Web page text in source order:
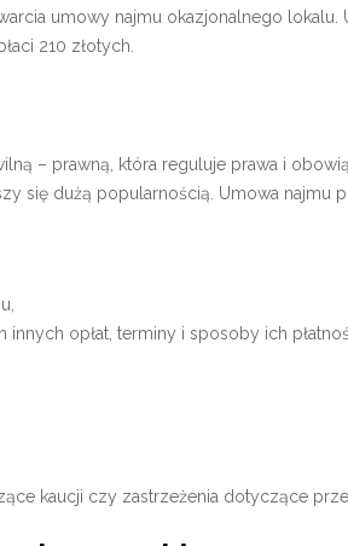
umowy najmu okazjonalnego lokalu.
210 złotych.
– prawną, która reguluje prawa i
się dużą popularnością. Umowa najmu
opłat, terminy i sposoby ich
kaucji czy zastrzeżenia dotyczące